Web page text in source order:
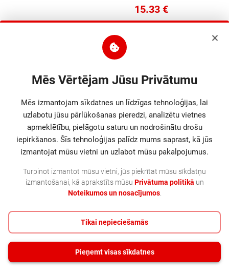
15.33 €
Philips Humidification filter
FY2402/00
• Compatible with 2000 Series • In the box:
1 filter • Lifespan of 6 months • Original
Philips filter
Kods
16.69€
10
... 39 40
+ 371 23 477 778 SIA MultiCore
Mēs Vērtējam Jūsu Privātumu
Mēs izmantojam sīkdatnes un līdzīgas tehnoloģijas, lai
uzlabotu jūsu pārlūkošanas pieredzi, analizētu vietnes
apmeklētību, pielāgotu saturu un nodrošinātu drošu
iepirkšanos. Šīs tehnoloģijas palīdz mums saprast, kā jūs
izmantojat mūsu vietni un uzlabot mūsu pakalpojumus.
Turpinot izmantot mūsu vietni, jūs piekrītat mūsu sīkdatņu
izmantošanai, kā aprakstīts mūsu Privātuma politikā un
Noteikumos un nosacījumos.
Tikai nepieciešamās
Pieņemt visas sīkdatnes